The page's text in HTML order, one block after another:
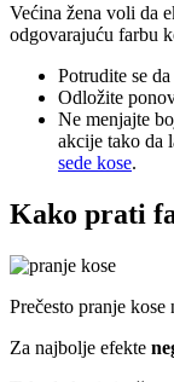
Većina žena voli da
odgovarajuću farbu
Potrudite se
Odložite
Ne menjajte
akcije tako da
sede kose.
Kako prati
Prečesto pranje
Za najbolje efekte